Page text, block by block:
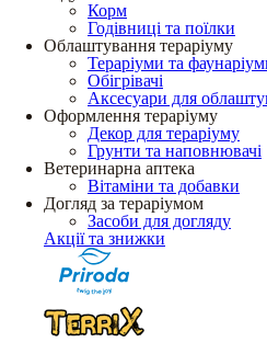
Корм
Годівниці та поїлки
Облаштування тераріуму
Тераріуми та
Обігрівачі
Аксесуари для
Оформлення тераріуму
Декор для тераріуму
Грунти та наповнювачі
Ветеринарна аптека
Вітаміни та добавки
Догляд за тераріумом
Засоби для догляду
Акції та знижки